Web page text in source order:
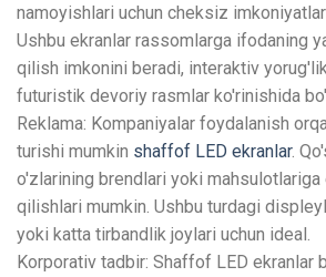
namoyishlari uchun cheksiz
Ushbu ekranlar rassomlarga ifodaning
qilish imkonini beradi, interaktiv
futuristik devoriy rasmlar ko'rinishida
Reklama: Kompaniyalar foydalanish
turishi mumkin shaffof LED ekranlar.
o'zlarining brendlari yoki mahsulotlariga
qilishlari mumkin. Ushbu turdagi
yoki katta tirbandlik joylari uchun ideal.
Korporativ tadbir: Shaffof LED ekranlar